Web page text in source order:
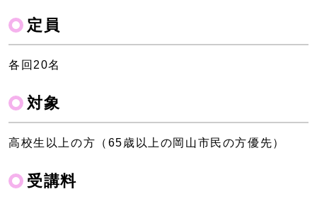
定員
各回20名
対象
高校生以上の方（65歳以上の岡山市民の方優先）
受講料